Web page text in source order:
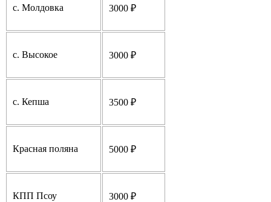
с. Молдовка 3000 ₽
с. Высокое 3000 ₽
с. Кепша 3500 ₽
Красная поляна 5000 ₽
КПП Псоу 3000 ₽